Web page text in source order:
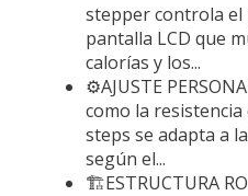
stepper controla el
pantalla LCD que
calorías y los...
⚙️AJUSTE
como la
steps se adapta a
según el...
🏗️ESTRUCTURA